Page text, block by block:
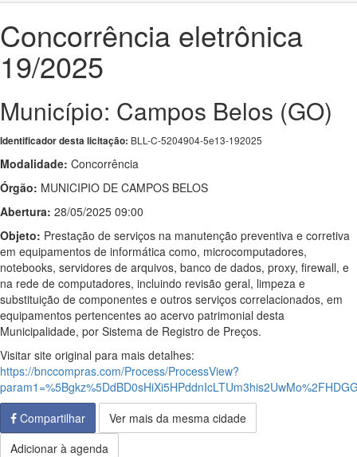
Concorrência eletrônica
19/2025
Município: Campos Belos (GO)
Identificador desta licitação: BLL-C-5204904-5e13-192025
Modalidade: Concorrência
Órgão: MUNICIPIO DE CAMPOS BELOS
Abertura: 28/05/2025 09:00
Objeto: Prestação de serviços na manutenção preventiva e corretiva
em equipamentos de informática como, microcomputadores,
notebooks, servidores de arquivos, banco de dados, proxy, firewall, e
na rede de computadores, incluindo revisão geral, limpeza e
substituição de componentes e outros serviços correlacionados, em
equipamentos pertencentes ao acervo patrimonial desta
Municipalidade, por Sistema de Registro de Preços.
Visitar site original para mais detalhes:
https://bnccompras.com/Process/ProcessView?
Compartilhar
Ver mais da mesma cidade
Adicionar à agenda